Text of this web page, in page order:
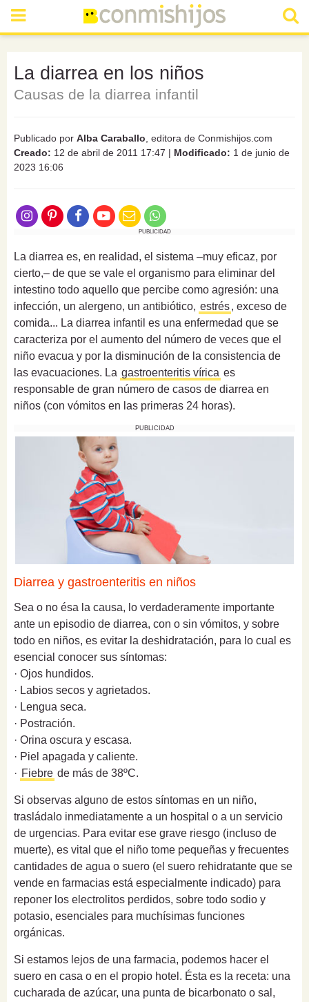
La diarrea en los niños
Causas de la diarrea infantil
Publicado por Alba Caraballo , editora de Conmishijos.com
Creado: 12 de abril de 2011 17:47 | Modificado: 1 de junio de
2023 16:06
PUBLICIDAD
La diarrea es, en realidad, el sistema –muy eficaz, por
cierto,– de que se vale el organismo para eliminar del
intestino todo aquello que percibe como agresión: una
infección, un alergeno, un antibiótico, estrés, exceso de
comida... La diarrea infantil es una enfermedad que se
caracteriza por el aumento del número de veces que el
niño evacua y por la disminución de la consistencia de
las evacuaciones. La gastroenteritis vírica es
responsable de gran número de casos de diarrea en
niños (con vómitos en las primeras 24 horas).
PUBLICIDAD
Diarrea y gastroenteritis en niños
Sea o no ésa la causa, lo verdaderamente importante
ante un episodio de diarrea, con o sin vómitos, y sobre
todo en niños, es evitar la deshidratación, para lo cual es
esencial conocer sus síntomas:
· Ojos hundidos.
· Labios secos y agrietados.
· Lengua seca.
· Postración.
· Orina oscura y escasa.
· Piel apagada y caliente.
· Fiebre de más de 38ºC.
Si observas alguno de estos síntomas en un niño,
trasládalo inmediatamente a un hospital o a un servicio
de urgencias. Para evitar ese grave riesgo (incluso de
muerte), es vital que el niño tome pequeñas y frecuentes
cantidades de agua o suero (el suero rehidratante que se
vende en farmacias está especialmente indicado) para
reponer los electrolitos perdidos, sobre todo sodio y
potasio, esenciales para muchísimas funciones
orgánicas.
Si estamos lejos de una farmacia, podemos hacer el
suero en casa o en el propio hotel. Ésta es la receta: una
cucharada de azúcar, una punta de bicarbonato o sal,